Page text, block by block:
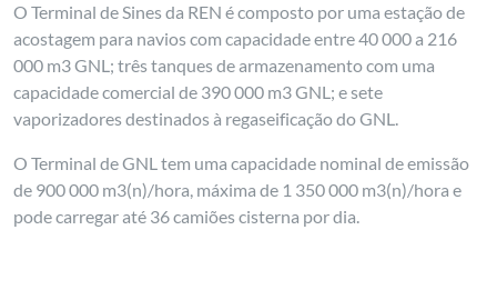
O Terminal de Sines da REN é composto por uma estação de
acostagem para navios com capacidade entre 40 000 a 216
000 m3 GNL; três tanques de armazenamento com uma
capacidade comercial de 390 000 m3 GNL; e sete
vaporizadores destinados à regaseificação do GNL.
O Terminal de GNL tem uma capacidade nominal de emissão
de 900 000 m3(n)/hora, máxima de 1 350 000 m3(n)/hora e
pode carregar até 36 camiões cisterna por dia.